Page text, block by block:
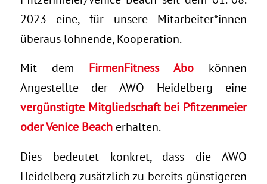
2023 eine, für unsere Mitarbeiter*innen
überaus lohnende, Kooperation.
Mit dem FirmenFitness Abo können
Angestellte der AWO Heidelberg eine
vergünstigte Mitgliedschaft bei Pfitzenmeier
oder Venice Beacherhalten.
Dies bedeutet konkret, dass die AWO
Heidelberg zusätzlich zu bereits günstigeren